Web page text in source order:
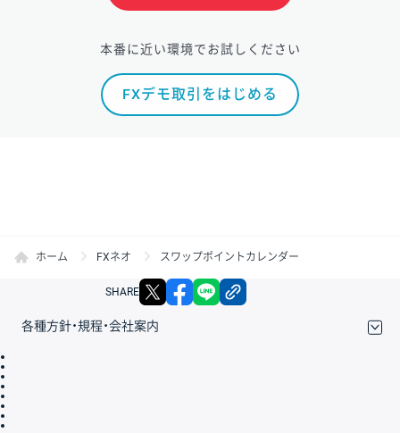
本番に近い環境でお試しください
FXデモ取引をはじめる
ホーム FXネオ スワップポイントカレンダー
SHARE X facebook
各種方針・規程・会社案内